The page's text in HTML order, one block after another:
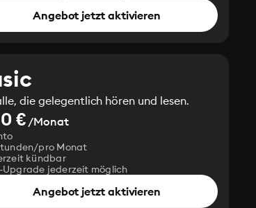
Angebot jetzt aktivieren
die gelegentlich hören und lesen.
€/Monat
pro Monat
kündbar
Upgrade jederzeit möglich
Angebot jetzt aktivieren